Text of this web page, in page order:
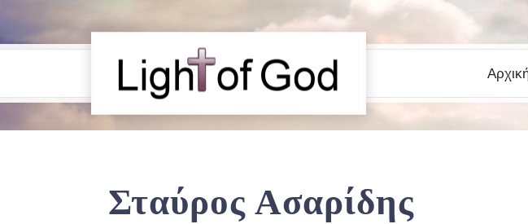
Σταύρος Ασαρίδης